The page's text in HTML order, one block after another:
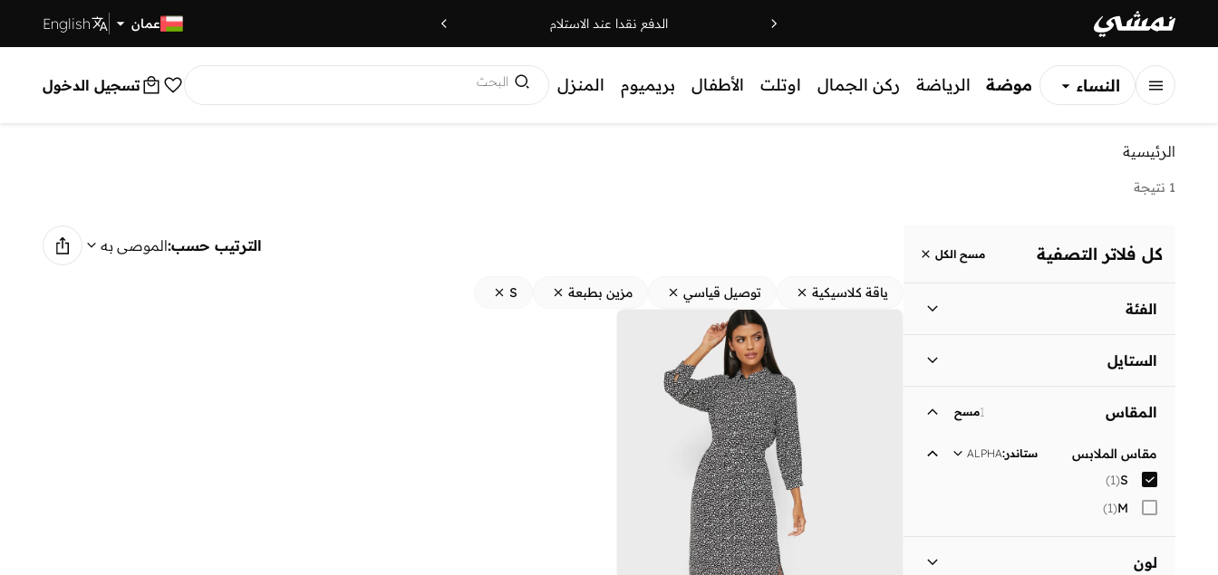
الدفع نقدا عند الاستلام عمان English
النساء
موضة الرياضة ركن الجمال اوتلت الأطفال بريميوم المنزل البحث تسجيل الدخول
الرئيسية
1 نتيجة
كل فلاتر التصفية مسح الكل
الفئة
نساء
الستايل
المقاس 1مسح
مقاس الملابس ستاندر:
ALPHA
S
(
1
)
M
(
1
)
لون
الترتيب حسب:الموصى به
ياقة كلاسيكية توصيل قياسي مزين بطبعة S